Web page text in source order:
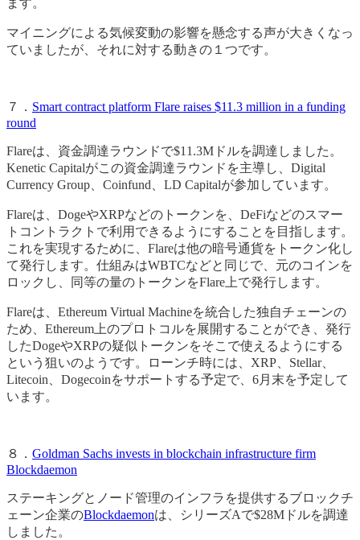
マイニングによる気候変動の影響を懸念する声が大きくなっ
ていましたが、それに対する動きの１つです。
７． Smart contract platform Flare raises $11.3 million in a funding
round
Flareは、資金調達ラウンドで$11.3Mドルを調達しました。
Kenetic Capitalがこの資金調達ラウンドを主導し、Digital
Currency Group、Coinfund、LD Capitalが参加しています。
Flareは、DogeやXRPなどのトークンを、DeFiなどのスマー
トコントラクトで利用できるようにすることを目指します。
これを実現するために、Flareは他の暗号通貨をトークン化し
て発行します。仕組みはWBTCなどと同じで、元のコインを
ロックし、同等の量のトークンをFlare上で発行します。
Flareは、Ethereum Virtual Machineを統合した独自チェーンの
ため、Ethereum上のプロトコルを展開することができ、発行
したDogeやXRPの疑似トークンをそこで使えるようにする
という狙いのようです。ローンチ時には、XRP、Stellar、
Litecoin、Dogecoinをサポートする予定で、6月末を予定して
います。
８． Goldman Sachs invests in blockchain infrastructure firm
Blockdaemon
ステーキングとノード管理のインフラを提供するブロックチ
ェーン企業のBlockdaemonは、シリーズAで$28Mドルを調達
しました。